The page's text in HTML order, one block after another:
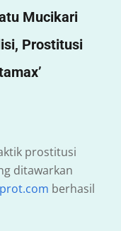
Mucikari
Prostitusi
prostitusi
ditawarkan
berhasil